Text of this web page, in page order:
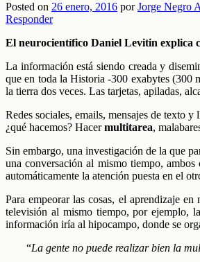
Posted on 26 enero, 2016 porJorge Negro
Responder
El neurocientífico Daniel Levitin explica
La información está siendo creada y
que en toda la Historia -300 exabytes (300
la tierra dos veces. Las tarjetas, apiladas,
Redes sociales, emails, mensajes de texto
¿qué hacemos? Hacermultitarea,
Sin embargo, una investigación de la que
una conversación al mismo tiempo,
automáticamente la atención puesta en el
Para empeorar las cosas, el aprendizaje
televisión al mismo tiempo, por ejemplo,
información iría al hipocampo, donde se
“La gente no puede realizar bien la